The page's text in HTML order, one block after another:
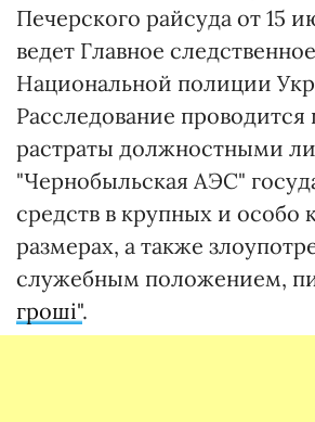
Печерского райсуда от 15
ведет Главное
Национальной полиции
Расследование проводится
растраты должностными
"Чернобыльская АЭС"
средств в крупных и особо
размерах, а также
служебным положением,
гроші".